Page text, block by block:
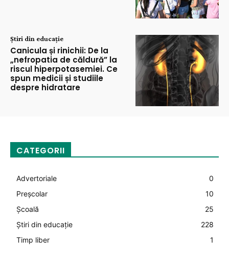
Știri din educație
Canicula și rinichii: De la
„nefropatia de căldură” la
riscul hiperpotasemiei. Ce
spun medicii și studiile
despre hidratare
CATEGORII
Advertoriale
0
Preșcolar
10
Şcoală
25
Știri din educație
228
Timp liber
1